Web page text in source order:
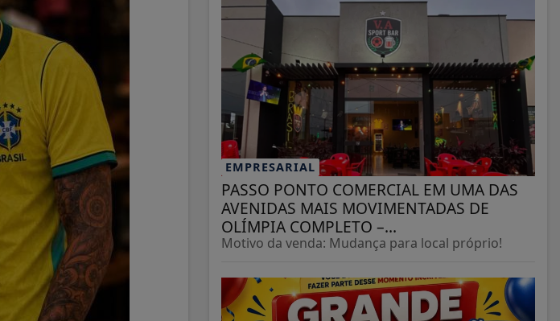
EMPRESARIAL
PASSO PONTO COMERCIAL EM UMA DAS
AVENIDAS MAIS MOVIMENTADAS DE
OLÍMPIA COMPLETO –...
Motivo da venda: Mudança para local próprio!